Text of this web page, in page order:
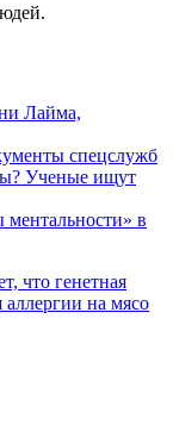
Лайма,
спецслужб
Ученые ищут
в
что генетная
на мясо